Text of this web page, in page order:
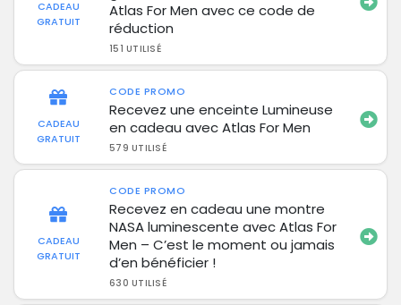
CADEAU
GRATUIT
Atlas For Men avec ce code de
réduction
151 UTILISÉ
CADEAU
GRATUIT
CODE PROMO
Recevez une enceinte Lumineuse
en cadeau avec Atlas For Men
579 UTILISÉ
CADEAU
GRATUIT
CODE PROMO
Recevez en cadeau une montre
NASA luminescente avec Atlas For
Men – C’est le moment ou jamais
d’en bénéficier !
630 UTILISÉ